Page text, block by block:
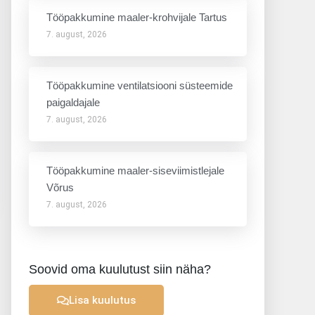
Tööpakkumine maaler-krohvijale Tartus
7. august, 2026
Tööpakkumine ventilatsiooni süsteemide
paigaldajale
7. august, 2026
Tööpakkumine maaler-siseviimistlejale
Võrus
7. august, 2026
Soovid oma kuulutust siin näha?
Lisa kuulutus